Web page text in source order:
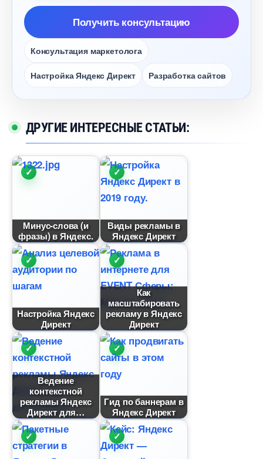
Получить консультацию
Консультация маркетолога
Настройка Яндекс Директ Разработка сайто
ДРУГИЕ ИНТЕРЕСНЫЕ СТАТЬИ:
Минус-слова (и
фразы) в Яндекс.
иды рекламы
Яндекс Директ
Настройка Яндекс
Директ
Как
масштабировать
рекламу в Яндекс
Директ
едение
контекстной
рекламы Яндекс
Директ для
Гид по баннерам
Яндекс Директ